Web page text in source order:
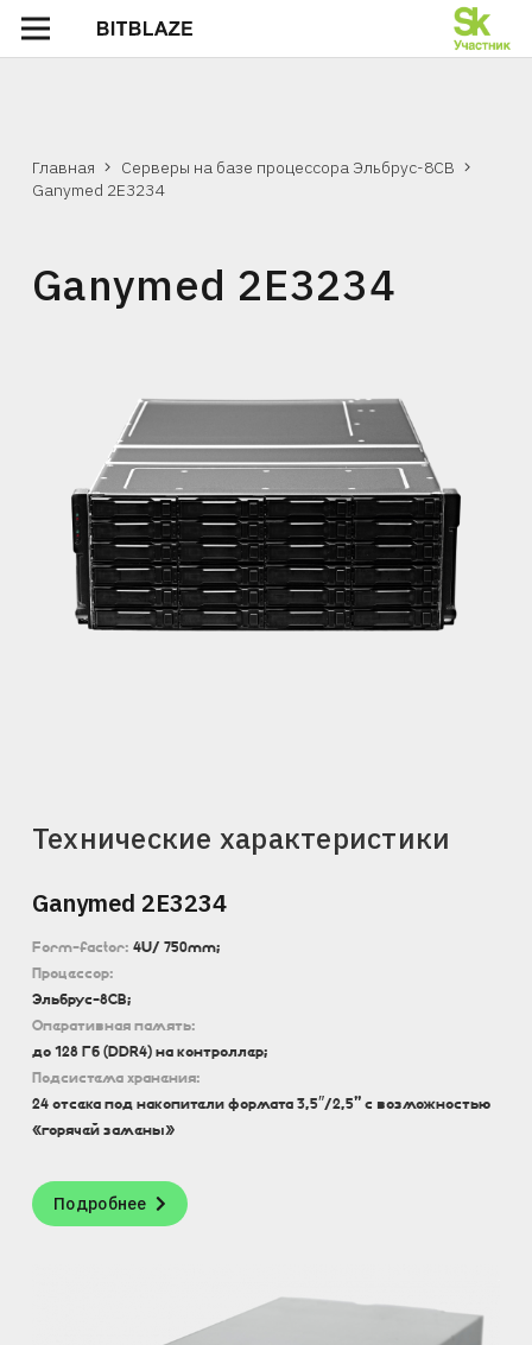
Главная
Серверы на базе процессора Эльбрус-8СВ
Ganymed 2E3234
Ganymed 2E3234
Технические характеристики
Ganymed 2E3234
Form-factor: 4U/ 750mm;
Процессор:
Эльбрус-8CВ;
Оперативная память:
до 128 Гб (DDR4) на контроллер;
Подсистема хранения:
24 отсека под накопители формата 3,5″/2,5” с возможностью
«горячей замены»
Подробнее